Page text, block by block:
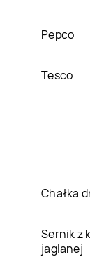
Pepco
Tesco
Chałka
Sernik z
jaglanej